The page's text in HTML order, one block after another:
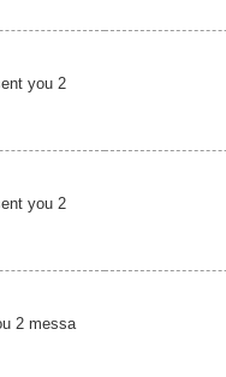
you 2
you 2
2 messa